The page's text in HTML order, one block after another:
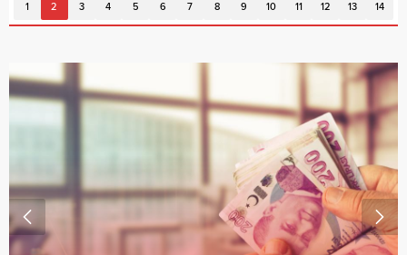
1 2 3 4 5 6 7 8 9 10 11 12 13 14